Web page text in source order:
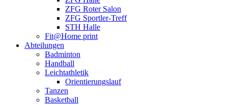
ZFG Roter Salon
ZFG Sportler-Treff
STH Halle
Fit@Home print
Abteilungen
Badminton
Handball
Leichtathletik
Orientierungslauf
Tanzen
Basketball